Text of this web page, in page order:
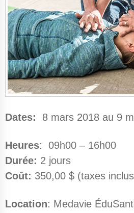
Dates: 8 mars 2018 au 9
Heures: 09h00 – 16h00
Durée: 2 jours
Coût: 350,00 $ (taxes
Location: Medavie